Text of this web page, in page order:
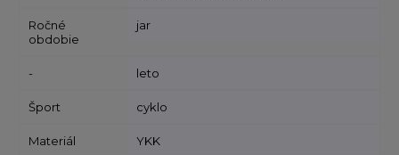
Ročné
obdobie
jar
- leto
Šport cyklo
Materiál YKK